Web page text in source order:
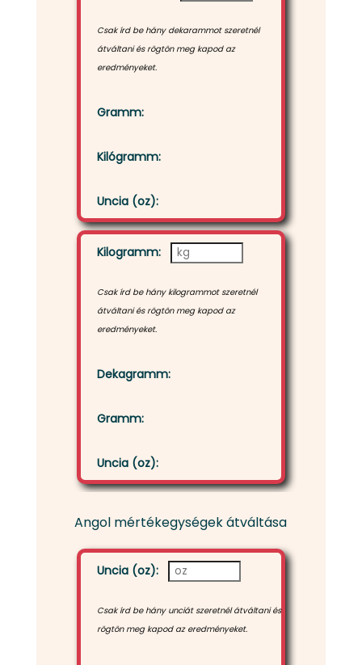
Csak írd be hány dekarammot szeretnél
átváltani és rögtön meg kapod az
eredményeket.
Gramm:
Kilógramm:
Uncia (oz):
Kilogramm:
Csak írd be hány kilogrammot szeretnél
átváltani és rögtön meg kapod az
eredményeket.
Dekagramm:
Gramm:
Uncia (oz):
Angol mértékegységek átváltása
Uncia (oz):
Csak írd be hány unciát szeretnél átváltani és
rögtön meg kapod az eredményeket.